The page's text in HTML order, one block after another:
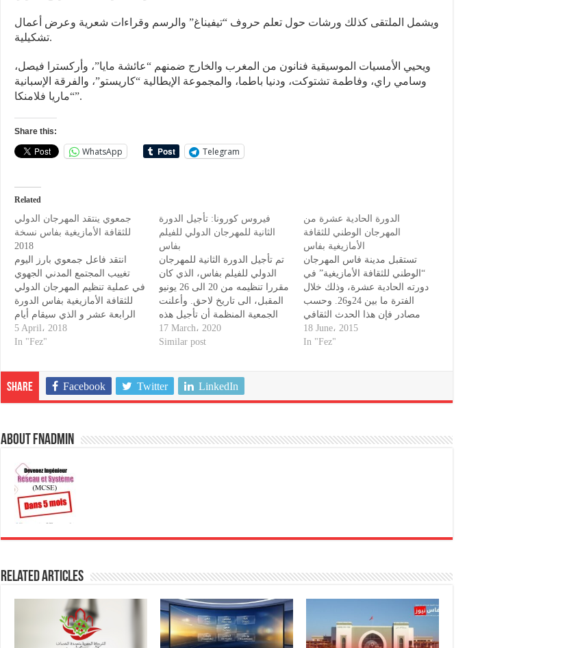
ويشمل الملتقى كذلك ورشات حول تعلم حروف “تيفيناغ” والرسم وقراءات شعرية وعرض أعمال
تشكيلية.
ويحيي الأمسيات الموسيقية فنانون من المغرب والخارج ضمنهم “عائشة مايا”، وأركسترا فيصل،
وسامي راي، وفاطمة تشتوكت، ودنيا باطما، والمجموعة الإيطالية “كاريستو”، والفرقة الإسبانية
“ماريا فلامنكا”.
Share this:
WhatsApp Telegram
Related
جمعوي ينتقد المهرجان الدولي
للثقافة الأمازيغية بفاس نسخة
2018
انتقد فاعل جمعوي بارز اليوم
تغييب المجتمع المدني الجهوي
في عملية تنظيم المهرجان الدولي
للثقافة الأمازيغية بفاس الدورة
الرابعة عشر و الذي سيقام أيام
11– 13 ماي 2018. و ذكر بلاغ
صحفي انه سينعقد المهرجان
الأمازيغية بفاس من 11 إلى 13
مايو القادم، من تنظيم جمعية…
5 April، 2018
In "Fez"
فيروس كورونا: تأجيل الدورة
الثانية للمهرجان الدولي للفيلم
بفاس
تم تأجيل الدورة الثانية للمهرجان
الدولي للفيلم بفاس، الذي كان
مقررا تنظيمه من 20 الى 26 يونيو
المقبل، الى تاريخ لاحق. وأعلنت
الجمعية المنظمة أن تأجيل هذه
التظاهرة يندرج في إطار الجهود
الجماعية لمكافحة انتشار فيروس
المختصة، حسب بلاغ للجمعية.
يذكر أن مهرجانات…
17 March، 2020
Similar post
الدورة الحادية عشرة من
المهرجان الوطني للثقافة
الأمازيغية بفاس
تستقبل مدينة فاس المهرجان
“الوطني للثقافة الأمازيغية” في
دورته الحادية عشرة، وذلك خلال
الفترة ما بين 24و26. وحسب
مصادر فإن هذا الحدث الثقافي
والفني الذي تنظمه كل من
“جمعية فاس سايس” و”مؤسسة
18 June، 2015
In "Fez"
Share Facebook Twitter LinkedIn
About fnadmin
Related Articles